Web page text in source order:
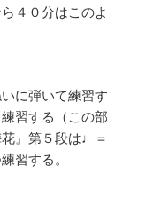
４０分はこのよ
に弾いて練習す
習する（この部
』第５段は♩＝
習する。